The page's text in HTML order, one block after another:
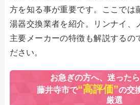
方を知る事が重要です。ここでは
湯器交換業者を紹介。リンナイ、
主要メーカーの特徴も解説するの
ださい。
お急ぎの方へ、迷った
藤井寺市で“高評価”の交
厳選